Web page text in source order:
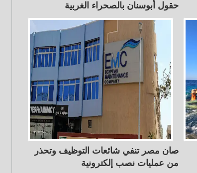
حقول أبوسنان بالصحراء الغربية
صان مصر تنفي شائعات التوظيف وتحذر
من عمليات نصب إلكترونية